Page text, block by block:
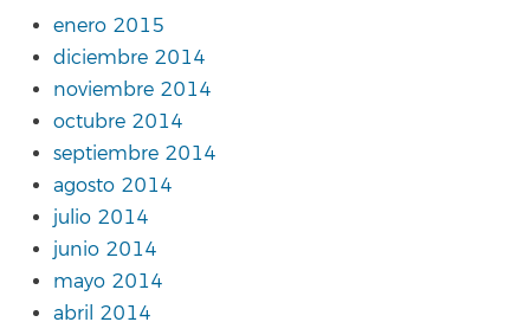
enero 2015
diciembre 2014
noviembre 2014
octubre 2014
septiembre 2014
agosto 2014
julio 2014
junio 2014
mayo 2014
abril 2014